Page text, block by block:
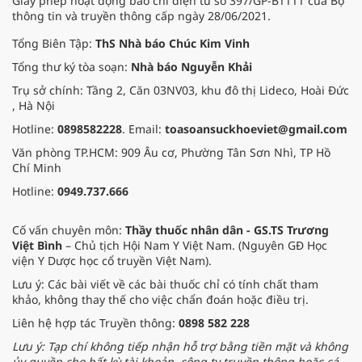
thông tin và truyền thông cấp ngày 28/06/2021.
Tổng Biên Tập: ThS Nhà báo Chúc Kim Vinh
Tổng thư ký tòa soạn: Nhà báo Nguyễn Khải
Trụ sở chính: Tầng 2, Căn 03NV03, khu đô thị Lideco, Hoài Đức
, Hà Nội
Hotline: 0898582228. Email: toasoansuckhoeviet@gmail.com
Văn phòng TP.HCM: 909 Âu cơ, Phường Tân Sơn Nhì, TP Hồ
Chí Minh
Hotline: 0949.737.666
Cố vấn chuyên môn: Thầy thuốc nhân dân - GS.TS Trương
Việt Bình – Chủ tịch Hội Nam Y Việt Nam. (Nguyên GĐ Học
viện Y Dược học cổ truyền Việt Nam).
Lưu ý: Các bài viết về các bài thuốc chỉ có tính chất tham
khảo, không thay thế cho việc chẩn đoán hoặc điều trị.
Liên hệ hợp tác Truyền thông: 0898 582 228
Lưu ý: Tạp chí không tiếp nhận hỗ trợ bằng tiền mặt và không